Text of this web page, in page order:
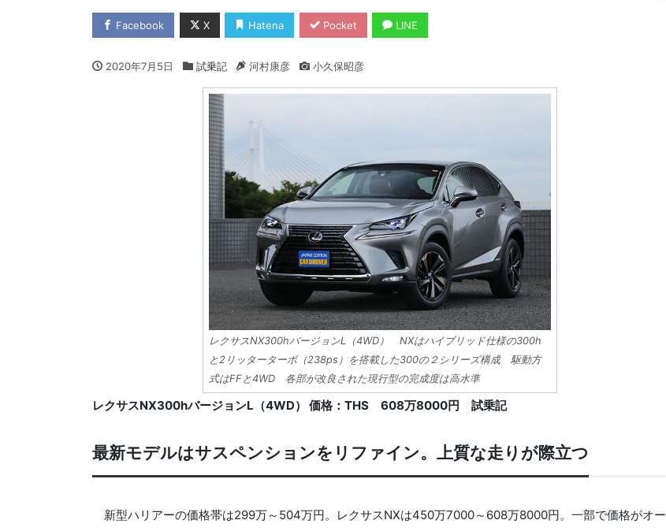
Facebook X Hatena Pocket LINE
2020年7月5日 試乗記 河村康彦 小久保昭彦
レクサスNX300hバージョンL（4WD） NXはハイブリッド仕様の300h
と2リッターターボ（238ps）を搭載した300の２シリーズ構成 駆動方
式はFFと4WD 各部が改良された現行型の完成度は高水準
レクサスNX300hバージョンL（4WD） 価格：THS 608万8000円 試乗記
最新モデルはサスペンションをリファイン。上質な走りが際立つ
新型ハリアーの価格帯は299万～504万円。レクサスNXは450万7000～608万8000円。一部で価格がオー